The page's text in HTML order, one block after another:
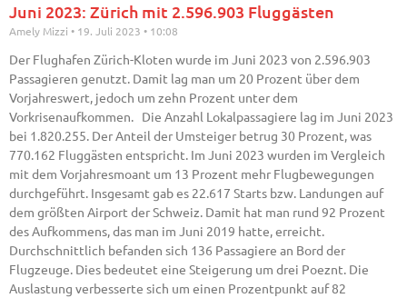
Juni 2023: Zürich mit 2.596.903 Fluggästen
Amely Mizzi 19. Juli 2023 10:08
Der Flughafen Zürich-Kloten wurde im Juni 2023 von 2.596.903
Passagieren genutzt. Damit lag man um 20 Prozent über dem
Vorjahreswert, jedoch um zehn Prozent unter dem
Vorkrisenaufkommen. Die Anzahl Lokalpassagiere lag im Juni 2023
bei 1.820.255. Der Anteil der Umsteiger betrug 30 Prozent, was
770.162 Fluggästen entspricht. Im Juni 2023 wurden im Vergleich
mit dem Vorjahresmoant um 13 Prozent mehr Flugbewegungen
durchgeführt. Insgesamt gab es 22.617 Starts bzw. Landungen auf
dem größten Airport der Schweiz. Damit hat man rund 92 Prozent
des Aufkommens, das man im Juni 2019 hatte, erreicht.
Durchschnittlich befanden sich 136 Passagiere an Bord der
Flugzeuge. Dies bedeutet eine Steigerung um drei Poeznt. Die
Auslastung verbesserte sich um einen Prozentpunkt auf 82